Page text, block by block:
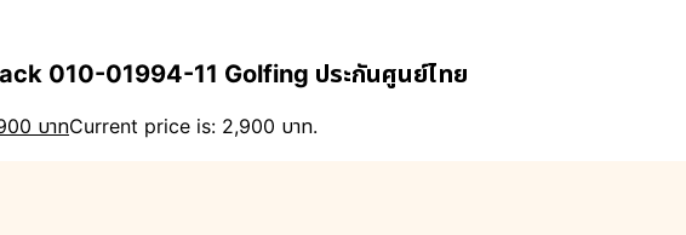
010-01994-11 Golfing ประกันศูนย์ไทย
บาทCurrent price is: 2,900 บาท.